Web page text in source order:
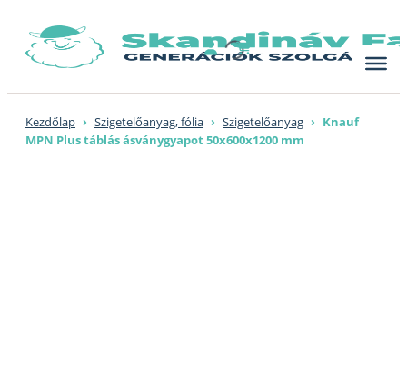
content
Kezdőlap › Szigetelőanyag, fólia › Szigetelőanyag › Knauf
MPN Plus táblás ásványgyapot 50x600x1200 mm